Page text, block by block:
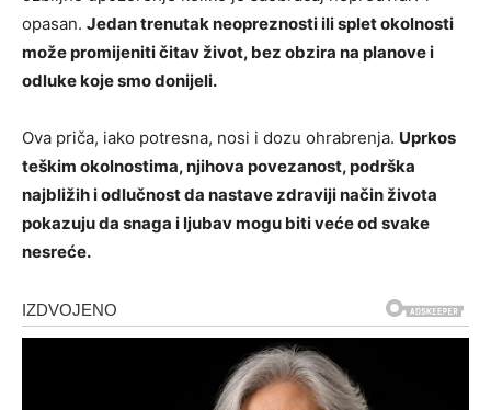
opasan. Jedan trenutak neopreznosti ili splet okolnosti
može promijeniti čitav život, bez obzira na planove i
odluke koje smo donijeli.
Ova priča, iako potresna, nosi i dozu ohrabrenja. Uprkos
teškim okolnostima, njihova povezanost, podrška
najbližih i odlučnost da nastave zdraviji način života
pokazuju da snaga i ljubav mogu biti veće od svake
nesreće.